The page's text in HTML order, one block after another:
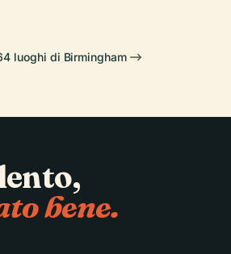
luoghi di Birmingham
bene.